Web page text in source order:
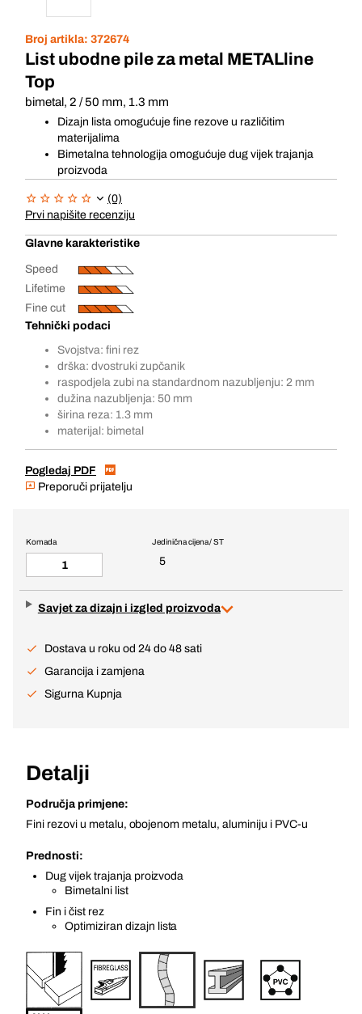
Broj artikla: 372674
List ubodne pile za metal METALline
Top
bimetal, 2 / 50 mm, 1.3 mm
Dizajn lista omogućuje fine rezove u različitim
materijalima
Bimetalna tehnologija omogućuje dug vijek trajanja
proizvoda
(0)
Prvi napišite recenziju
Glavne karakteristike
Speed
Lifetime
Fine cut
Tehnički podaci
Svojstva: fini rez
drška: dvostruki zupčanik
raspodjela zubi na standardnom nazubljenju: 2 mm
dužina nazubljenja: 50 mm
širina reza: 1.3 mm
materijal: bimetal
Pogledaj PDF
Preporuči prijatelju
Jedinična cijena / ST
5
Komada
Savjet za dizajn i izgled proizvoda
Dostava u roku od 24 do 48 sati
Garancija i zamjena
Sigurna Kupnja
Detalji
Područja primjene:
Fini rezovi u metalu, obojenom metalu, aluminiju i PVC-u
Prednosti:
Dug vijek trajanja proizvoda
Bimetalni list
Fin i čist rez
Optimiziran dizajn lista